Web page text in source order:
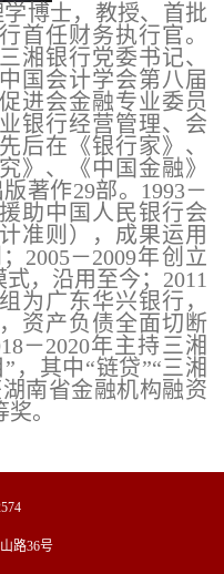
博士，教授、首批
首任财务执行官。
湘银行党委书记、
国会计学会第八届
进会金融专业委员
银行经营管理、会
后在《银行家》、
》、《中国金融》
著作29部。1993－
助中国人民银行会
准则），成果运用
2005－2009年创立
，沿用至今； 2011
为广东华兴银行，
资产负债全面切断
－2020年主持三湘
，其中“链贷”“三湘
南省金融机构融资
奖。
路36号